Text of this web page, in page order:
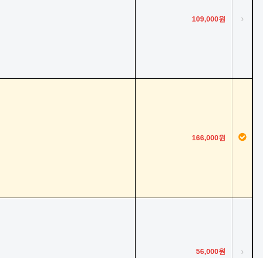
109,000원 ›
166,000원
56,000원 ›